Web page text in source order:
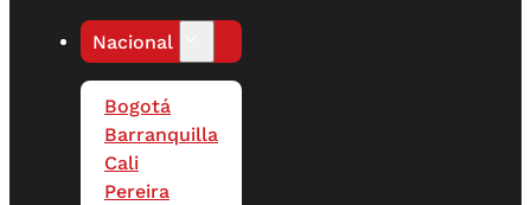
Nacional
Bogotá
Barranquilla
Cali
Pereira